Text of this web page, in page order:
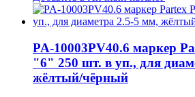
PA-10003PV40.6 маркер
"6" 250 шт. в уп., для
жёлтый/чёрный